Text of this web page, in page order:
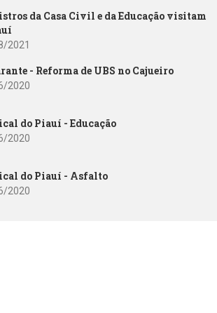
da Casa Civil e da Educação visitam
2021
- Reforma de UBS no Cajueiro
2020
do Piauí - Educação
2020
do Piauí - Asfalto
2020